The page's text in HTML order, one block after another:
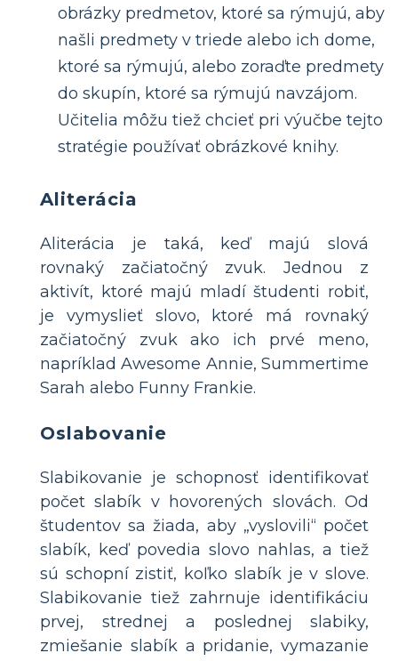
obrázky predmetov, ktoré sa rýmujú, aby
našli predmety v triede alebo ich dome,
ktoré sa rýmujú, alebo zoraďte predmety
do skupín, ktoré sa rýmujú navzájom.
Učitelia môžu tiež chcieť pri výučbe tejto
stratégie používať obrázkové knihy.
Aliterácia
Aliterácia je taká, keď majú slová
rovnaký začiatočný zvuk. Jednou z
aktivít, ktoré majú mladí študenti robiť,
je vymyslieť slovo, ktoré má rovnaký
začiatočný zvuk ako ich prvé meno,
napríklad Awesome Annie, Summertime
Sarah alebo Funny Frankie.
Oslabovanie
Slabikovanie je schopnosť identifikovať
počet slabík v hovorených slovách. Od
študentov sa žiada, aby „vyslovili“ počet
slabík, keď povedia slovo nahlas, a tiež
sú schopní zistiť, koľko slabík je v slove.
Slabikovanie tiež zahrnuje identifikáciu
prvej, strednej a poslednej slabiky,
zmiešanie slabík a pridanie, vymazanie